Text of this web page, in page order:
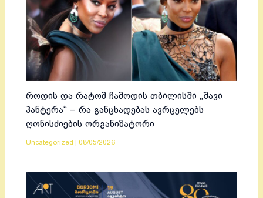
როდის და რატომ ჩამოდის თბილისში „შავი
პანტერა“ – რა განცხადებას ავრცელებს
ღონისძიების ორგანიზატორი
Uncategorized 08/05/2026